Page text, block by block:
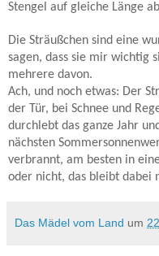
Stengel auf gleiche Länge
Die Sträußchen sind eine
sagen, dass sie mir wichtig
mehrere davon.
Ach, und noch etwas: Der
der Tür, bei Schnee und
durchlebt das ganze Jahr
nächsten
verbrannt, am besten in
oder nicht, das bleibt dabei
Das Mädel vom Land um